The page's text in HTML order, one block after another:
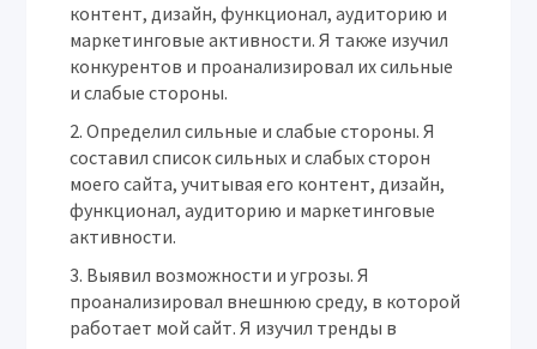
контент, дизайн, функционал, аудиторию и
маркетинговые активности. Я также изучил
конкурентов и проанализировал их сильные
и слабые стороны.
Определил сильные и слабые стороны. Я
составил список сильных и слабых сторон
моего сайта, учитывая его контент, дизайн,
функционал, аудиторию и маркетинговые
активности.
Выявил возможности и угрозы. Я
проанализировал внешнюю среду, в которой
работает мой сайт. Я изучил тренды в